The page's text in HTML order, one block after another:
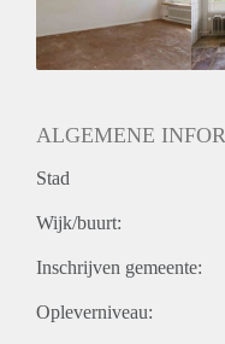
ALGEMENE
Stad
Wijk/buurt:
Inschrijven gemeente:
Opleverniveau: